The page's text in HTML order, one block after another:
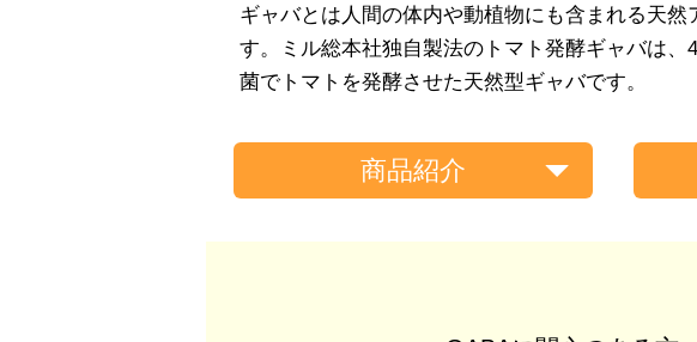
ギャバとは人間の体内や動植物にも含まれる天然
す。ミル総本社独自製法のトマト発酵ギャバは、
菌でトマトを発酵させた天然型ギャバです。
商品紹介